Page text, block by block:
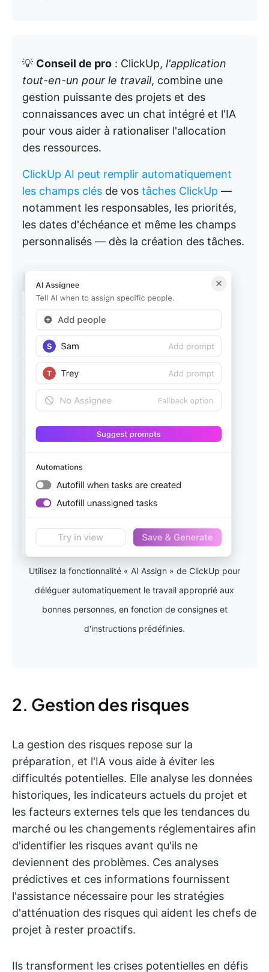
💡 Conseil de pro : ClickUp, l'application
tout-en-un pour le travail, combine une
gestion puissante des projets et des
connaissances avec un chat intégré et l'IA
pour vous aider à rationaliser l'allocation
des ressources.
ClickUp AI peut remplir automatiquement
les champs clés de vos tâches ClickUp —
notamment les responsables, les priorités,
les dates d'échéance et même les champs
personnalisés — dès la création des tâches.
Utilisez la fonctionnalité « AI Assign » de ClickUp pour
déléguer automatiquement le travail approprié aux
bonnes personnes, en fonction de consignes et
d'instructions prédéfinies.
2. Gestion des risques
La gestion des risques repose sur la
préparation, et l'IA vous aide à éviter les
difficultés potentielles. Elle analyse les données
historiques, les indicateurs actuels du projet et
les facteurs externes tels que les tendances du
marché ou les changements réglementaires afin
d'identifier les risques avant qu'ils ne
deviennent des problèmes. Ces analyses
prédictives et ces informations fournissent
l'assistance nécessaire pour les stratégies
d'atténuation des risques qui aident les chefs de
projet à rester proactifs.
Ils transforment les crises potentielles en défis